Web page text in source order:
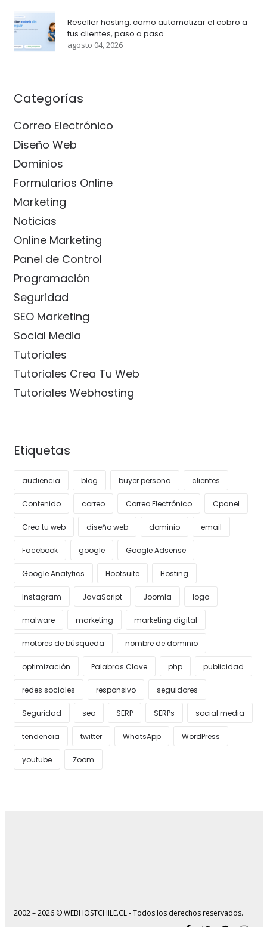
Reseller hosting: como automatizar el cobro a
tus clientes, paso a paso
agosto 04, 2026
Categorías
Correo Electrónico
Diseño Web
Dominios
Formularios Online
Marketing
Noticias
Online Marketing
Panel de Control
Programación
Seguridad
SEO Marketing
Social Media
Tutoriales
Tutoriales Crea Tu Web
Tutoriales Webhosting
Etiquetas
audiencia blog buyer persona clientes
Contenido correo Correo Electrónico Cpanel
Crea tu web diseño web dominio email
Facebook google Google Adsense
Google Analytics Hootsuite Hosting
Instagram JavaScript Joomla logo
malware marketing marketing digital
motores de búsqueda nombre de dominio
optimización Palabras Clave php publicidad
redes sociales responsivo seguidores
Seguridad seo SERP SERPs social media
tendencia twitter WhatsApp WordPress
youtube Zoom
2002 – 2026 © WEBHOSTCHILE.CL - Todos los derechos reservados.